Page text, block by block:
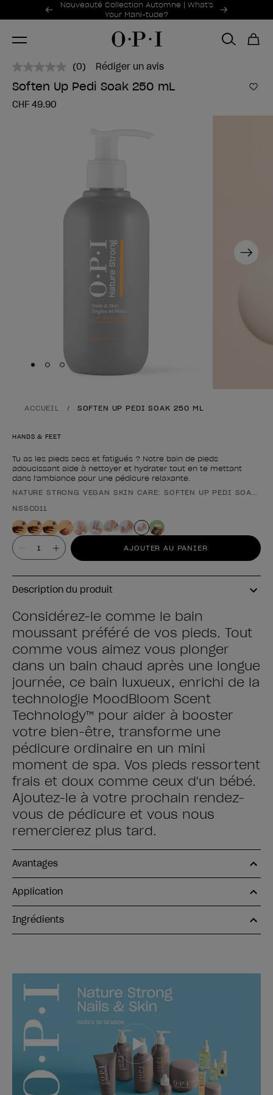
Offres promotionnelles
Nouveauté Collection Automne | What's
Your Mani-tude?
Item 1 of 2
Aucune
valeur
de
(0) Rédiger un avis
Soften Up Pedi Soak 250 mL
CHF 49.90
Next
Skip to slide
Skip to slide
Skip to slide
ACCUEIL SOFTEN UP PEDI SOAK 250 ML
HANDS & FEET
Tu as les pieds secs et fatigués ? Notre bain de pieds
adoucissant aide à nettoyer et hydrater tout en te mettant
dans l'ambiance pour une pédicure relaxante.
Forme du produit
NATURE STRONG VEGAN SKIN CARE: SOFTEN UP PEDI SOAK
NSSC011
Valeur AJOUTER AU PANIER
Description du produit
Considérez-le comme le bain
moussant préféré de vos pieds. Tout
comme vous aimez vous plonger
dans un bain chaud après une longue
journée, ce bain luxueux, enrichi de la
technologie MoodBloom Scent
Technology™ pour aider à booster
votre bien-être, transforme une
pédicure ordinaire en un mini
moment de spa. Vos pieds ressortent
frais et doux comme ceux d'un bébé.
Ajoutez-le à votre prochain rendez-
vous de pédicure et vous nous
remercierez plus tard.
Avantages
Application
Ingrédients